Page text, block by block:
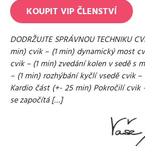
KOUPIT VIP ČLENSTVÍ
DODRŽUJTE SPRÁVNOU TECHNIKU
min) cvik – (1 min) dynamický most
cvik – (1 min) zvedání kolen v sedě s
– (1 min) rozhýbání kyčlí vsedě cvik
Kardio část (+- 25 min) Pokročilí cvik
se započítá […]